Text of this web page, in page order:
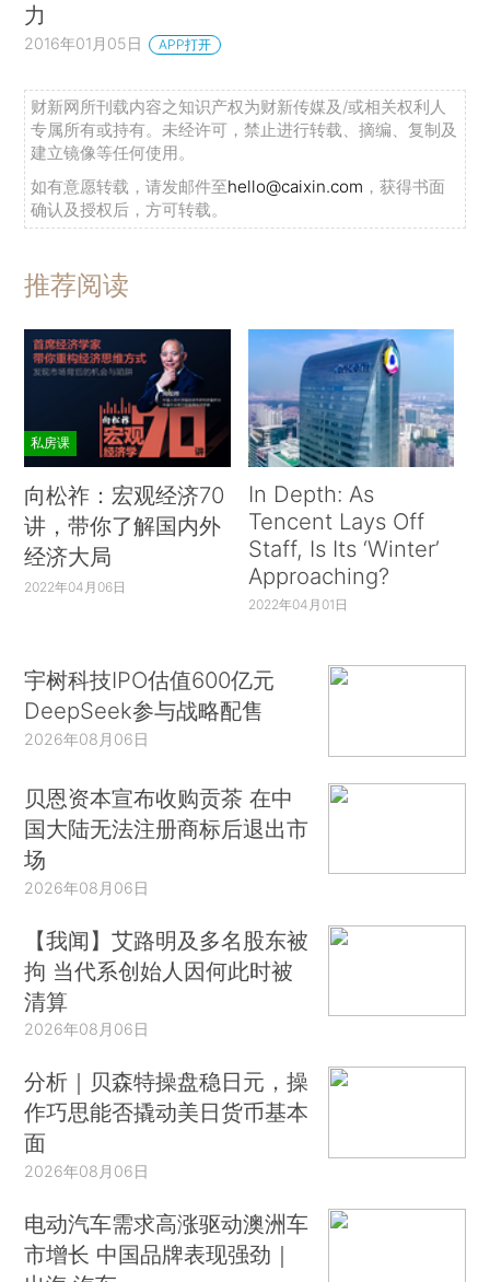
力
2016年01月05日 APP打开
财新网所刊载内容之知识产权为财新传媒及/或相关权利人
专属所有或持有。未经许可，禁止进行转载、摘编、复制及
建立镜像等任何使用。
如有意愿转载，请发邮件至hello@caixin.com ，获得书面
确认及授权后，方可转载。
推荐阅读
私房课
向松祚：宏观经济70
讲，带你了解国内外
经济大局
2022年04月06日
In Depth: As
Tencent Lays Off
Staff, Is Its ‘Winter’
Approaching?
2022年04月01日
宇树科技IPO估值600亿元
DeepSeek参与战略配售
2026年08月06日
贝恩资本宣布收购贡茶 在中
国大陆无法注册商标后退出市
场
2026年08月06日
【我闻】艾路明及多名股东被
拘 当代系创始人因何此时被
清算
2026年08月06日
分析｜贝森特操盘稳日元，操
作巧思能否撬动美日货币基本
面
2026年08月06日
电动汽车需求高涨驱动澳洲车
市增长 中国品牌表现强劲｜